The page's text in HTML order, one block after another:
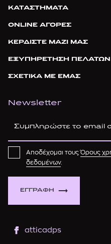
ΚΑΤΑΣΤΗΜΑΤΑ
ONLINE ΑΓΟΡΕΣ
ΚΕΡΔΙΣΤΕ ΜΑΖΙ ΜΑΣ
ΕΞΥΠΗΡΕΤΗΣΗ ΠΕΛΑΤΩΝ
ΣΧΕΤΙΚΑ ΜΕ ΕΜΑΣ
Newsletter
ΕΓΓΡΑΦΗ
Αποδέχομαι τουςΌρους
δεδομένων.
atticadps